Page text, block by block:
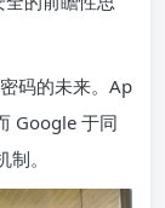
码的未来。Ap
Google 于同
。